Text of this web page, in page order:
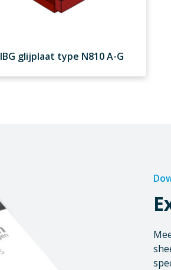
IBG glijplaat type N810 A-G